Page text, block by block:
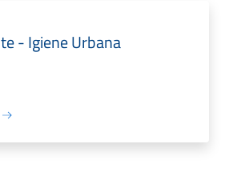
- Igiene Urbana